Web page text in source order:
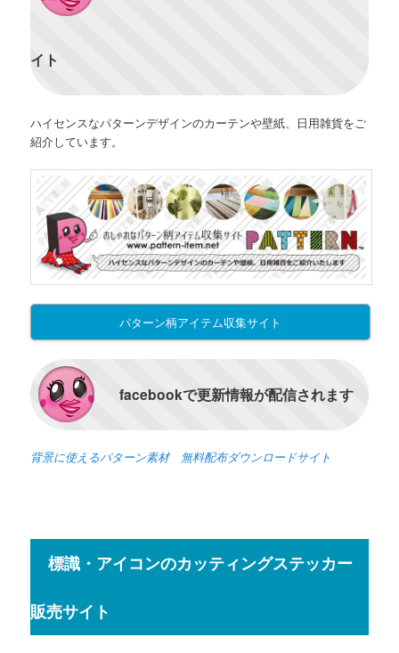
イト
ハイセンスなパターンデザインのカーテンや壁紙、日用雑貨をご
紹介しています。
パターン柄アイテム収集サイト
facebookで更新情報が配信されます
背景に使えるパターン素材 無料配布ダウンロードサイト
標識・アイコンのカッティングステッカー
販売サイト